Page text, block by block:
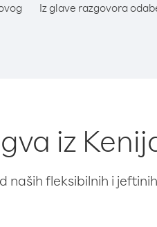
Iz glave razgovora
iz
naših fleksibilnih i